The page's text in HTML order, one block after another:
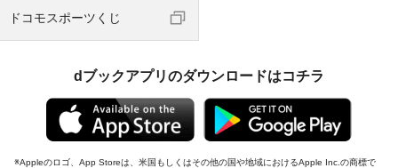
ドコモスポーツくじ
dブックアプリのダウンロードはコチラ
Appleのロゴ、App Storeは、米国もしくはその他の国や地域におけるApple Inc.の商標で